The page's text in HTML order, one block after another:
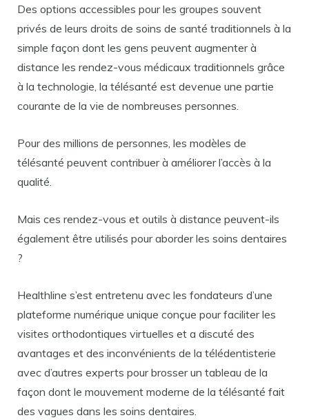
Des options accessibles pour les groupes souvent
privés de leurs droits de soins de santé traditionnels à la
simple façon dont les gens peuvent augmenter à
distance les rendez-vous médicaux traditionnels grâce
à la technologie, la télésanté est devenue une partie
courante de la vie de nombreuses personnes.
Pour des millions de personnes, les modèles de
télésanté peuvent contribuer à améliorer l’accès à la
qualité.
Mais ces rendez-vous et outils à distance peuvent-ils
également être utilisés pour aborder les soins dentaires
?
Healthline s’est entretenu avec les fondateurs d’une
plateforme numérique unique conçue pour faciliter les
visites orthodontiques virtuelles et a discuté des
avantages et des inconvénients de la télédentisterie
avec d’autres experts pour brosser un tableau de la
façon dont le mouvement moderne de la télésanté fait
des vagues dans les soins dentaires.